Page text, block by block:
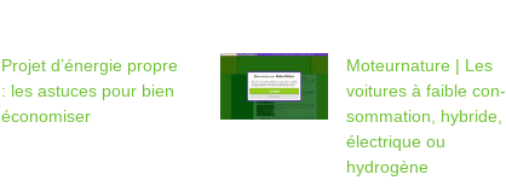
Projet d’énergie propre
: les astuces pour bien
économiser
Moteur­natu­re | Les
voitures à faible con­
som­ma­tion, hybride,
électrique ou
hydrogène